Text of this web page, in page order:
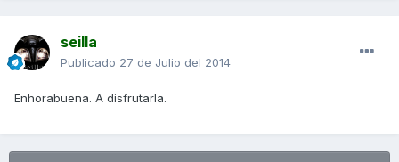
seilla
Publicado 27 de Julio del 2014
Enhorabuena. A disfrutarla.